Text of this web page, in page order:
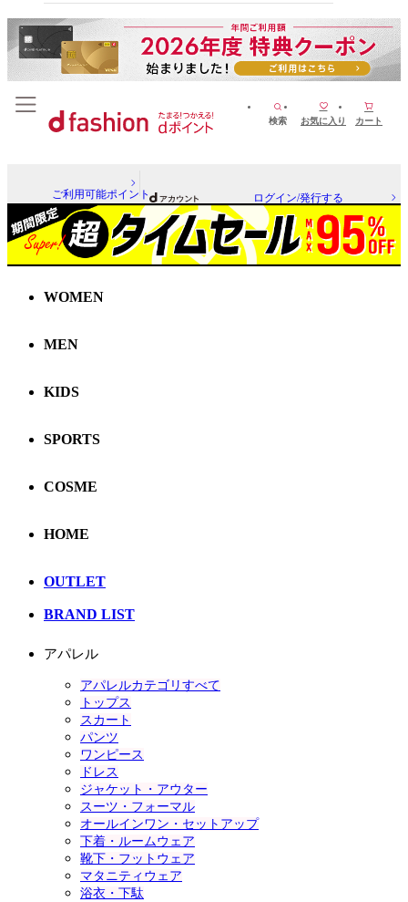
検索 お気に入り カート
ご利用可能ポイント ログイン/発行する
WOMEN
MEN
KIDS
SPORTS
COSME
HOME
OUTLET
BRAND LIST
アパレル
アパレルカテゴリすべて
トップス
スカート
パンツ
ワンピース
ドレス
ジャケット・アウター
スーツ・フォーマル
オールインワン・セットアップ
下着・ルームウェア
靴下・フットウェア
マタニティウェア
浴衣・下駄